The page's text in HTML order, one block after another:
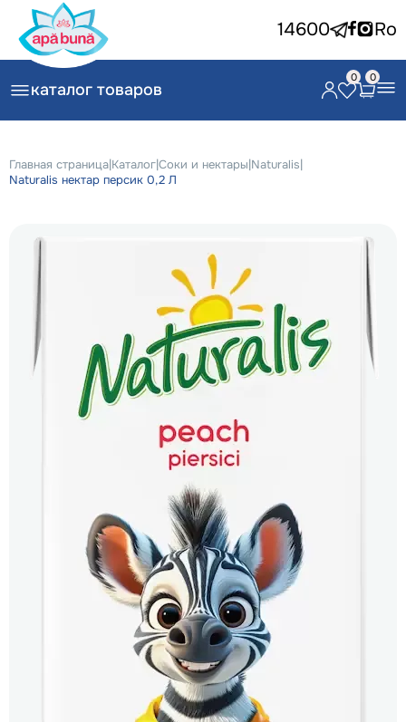
14600 Ro
каталог товаров
0 0
Главная страница|Каталог|Соки и нектары|Naturalis|
Naturalis нектар персик 0,2 Л